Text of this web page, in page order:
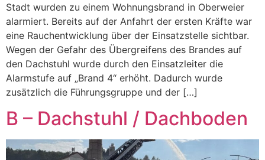
Stadt wurden zu einem Wohnungsbrand in Oberweier
alarmiert. Bereits auf der Anfahrt der ersten Kräfte war
eine Rauchentwicklung über der Einsatzstelle sichtbar.
Wegen der Gefahr des Übergreifens des Brandes auf
den Dachstuhl wurde durch den Einsatzleiter die
Alarmstufe auf „Brand 4“ erhöht. Dadurch wurde
zusätzlich die Führungsgruppe und der […]
B – Dachstuhl / Dachboden